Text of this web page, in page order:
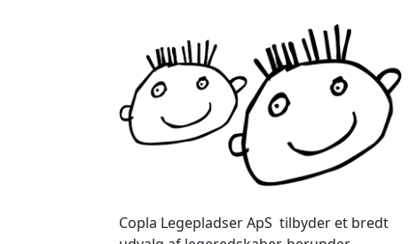
Copla Legepladser ApS tilbyder et bredt